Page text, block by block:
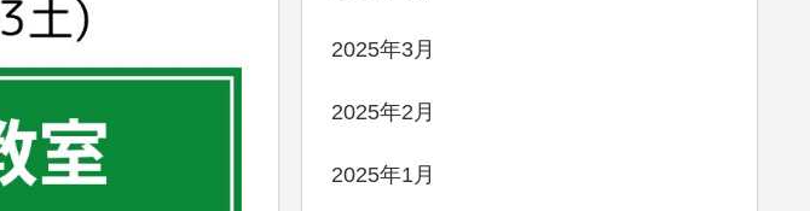
2025年3月
2025年2月
2025年1月